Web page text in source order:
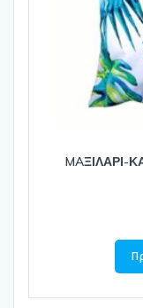
MAΞΙΛΑΡΙ-